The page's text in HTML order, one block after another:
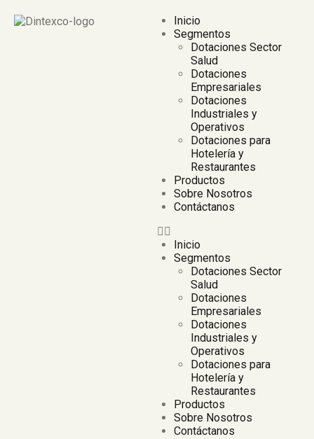
Inicio
Segmentos
Dotaciones Sector
Salud
Dotaciones
Empresariales
Dotaciones
Industriales y
Operativos
Dotaciones para
Hotelería y
Restaurantes
Productos
Sobre Nosotros
Contáctanos
Inicio
Segmentos
Dotaciones Sector
Salud
Dotaciones
Empresariales
Dotaciones
Industriales y
Operativos
Dotaciones para
Hotelería y
Restaurantes
Productos
Sobre Nosotros
Contáctanos